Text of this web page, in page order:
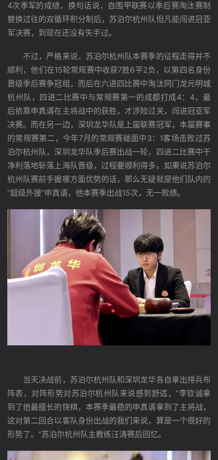
4次季军的成绩，换句话说，自围甲联赛以季后赛淘汰赛制
替换过往的双循环积分制后，苏泊尔杭州队但凡能闯进冠亚
军决赛，到现在还没有失手过。
不过，严格来说，苏泊尔杭州队本赛季的征程走得并不
顺利，他们在15轮常规赛中收获7胜6平2负，以第四名身份
晋级季后赛争冠组，而后在六进四比赛中淘汰同门龙元明城
杭州队，四进二比赛中与常规赛第一的成都打成4：4，最
后依靠申真谞在主将战中的获胜，才涉险过关，闯进冠亚军
决赛。而在另一边，深圳龙华队是上届联赛冠军，本届赛事
的常规赛第二，今年7月的常规赛碰面中3：1客场击败过苏
泊尔杭州队，深圳龙华队季后赛出战一轮，四进二比赛中干
净利落地斩落上海队晋级，过程要顺利得多。如果说苏泊尔
杭州队赛前手握哪方面优势的话，那么无疑就是他们队内的
“超级外援”申真谞，他本赛季出战15次，无一败绩。
当天决战前，苏泊尔杭州队和深圳龙华各自拿出排兵布
阵表，对阵形势对苏泊尔杭州队来说感到舒适，“李钦诚拿
到了他最擅长的快棋，本赛季最稳的申真谞拿到了主将战，
这对第二回合以客队身份出战的我们来说，算是一个很好的
形势了。”苏泊尔杭州队主教练汪涛赛后回忆。